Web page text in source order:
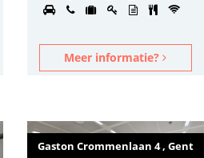
Meer informatie?
Gaston Crommenlaan 4 , Gent